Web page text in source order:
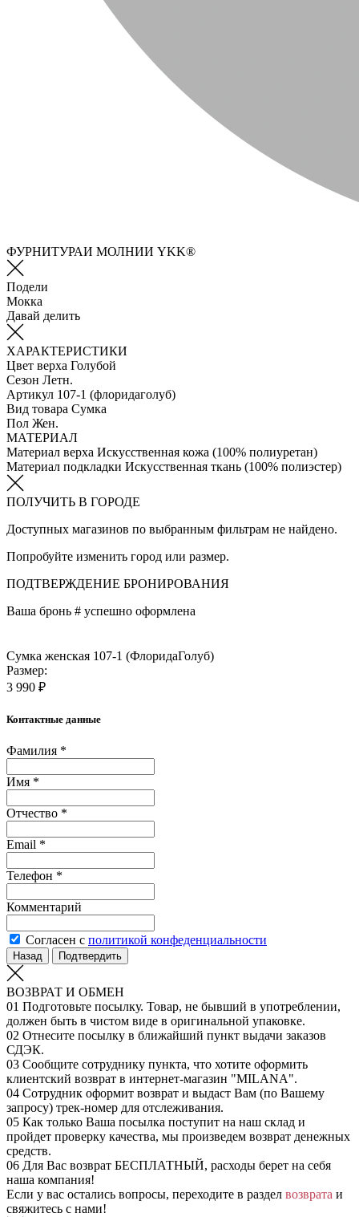
ФУРНИТУРАИ МОЛНИИ YKK®
Подели
Мокка
Давай делить
ХАРАКТЕРИСТИКИ
Цвет верха Голубой
Сезон Летн.
Артикул 107-1 (флоридаголуб)
Вид товара Сумка
Пол Жен.
МАТЕРИАЛ
Материал верха Искусственная кожа (100% полиуретан)
Материал подкладки Искуcственная ткань (100% полиэстер)
ПОЛУЧИТЬ В ГОРОДЕ
Доступных магазинов по выбранным фильтрам не найдено.
Попробуйте изменить город или размер.
ПОДТВЕРЖДЕНИЕ БРОНИРОВАНИЯ
Ваша бронь # успешно оформлена
Сумка женская 107-1 (ФлоридаГолуб)
Размер:
3 990 ₽
Контактные данные
Фамилия *
Имя *
Отчество *
Email *
Телефон *
Комментарий
Согласен с политикой конфеденциальности
Назад Подтвердить
ВОЗВРАТ И ОБМЕН
01 Подготовьте посылку. Товар, не бывший в употреблении,
должен быть в чистом виде в оригинальной упаковке.
02 Отнесите посылку в ближайший пункт выдачи заказов
СДЭК.
03 Сообщите сотруднику пункта, что хотите оформить
клиентский возврат в интернет-магазин "MILANA".
04 Сотрудник оформит возврат и выдаст Вам (по Вашему
запросу) трек-номер для отслеживания.
05 Как только Ваша посылка поступит на наш склад и
пройдет проверку качества, мы произведем возврат денежных
средств.
06 Для Вас возврат БЕСПЛАТНЫЙ, расходы берет на себя
наша компания!
Если у вас остались вопросы, переходите в раздел возврата и
свяжитесь с нами!